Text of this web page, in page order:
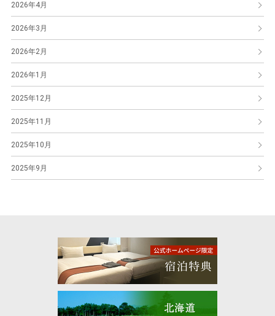
2026年4月
2026年3月
2026年2月
2026年1月
2025年12月
2025年11月
2025年10月
2025年9月